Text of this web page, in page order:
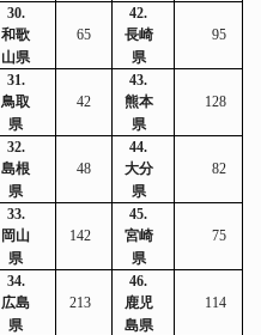
30.
和歌
山県
65
42.
長崎
県
95
31.
鳥取
県
42
43.
熊本
県
128
32.
島根
県
48
44.
大分
県
82
33.
岡山
県
142
45.
宮崎
県
75
34.
広島
県
213
46.
鹿児
島県
114